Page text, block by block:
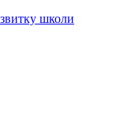
школи